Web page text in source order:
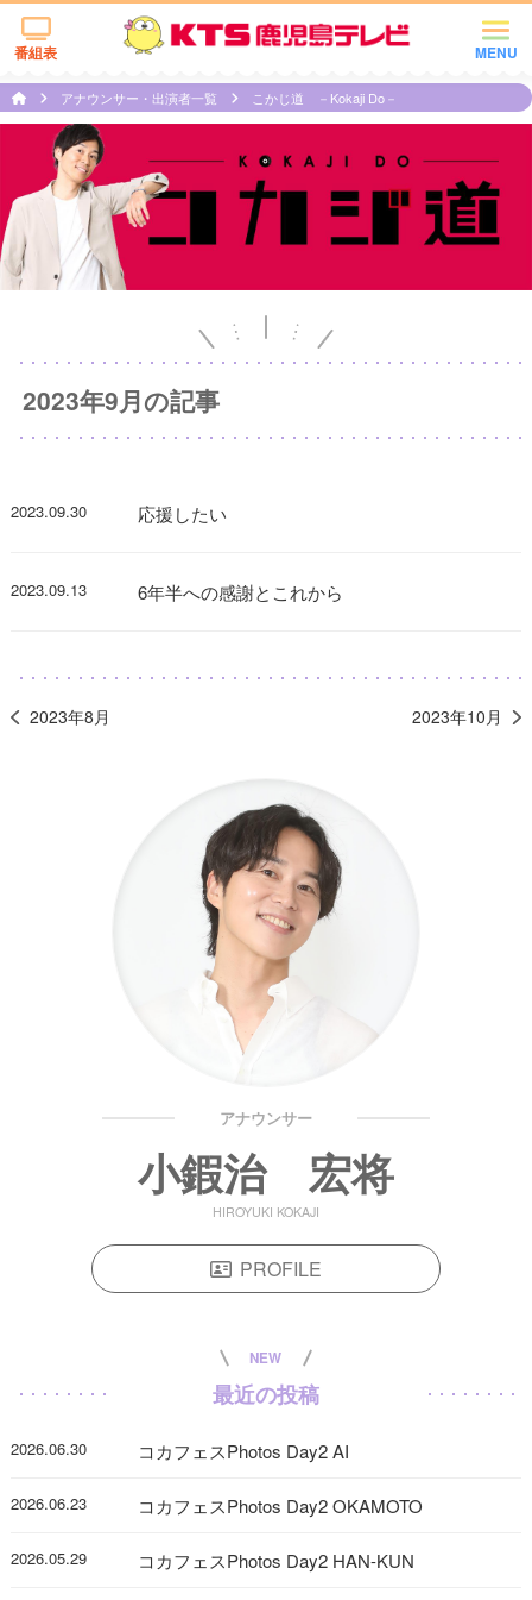
MENU
番組表
アナウンサー・出演者一覧 こかじ道 －Kokaji Do－
2023年9月の記事
2023.09.30 応援したい
2023.09.13 6年半への感謝とこれから
2023年8月 2023年10月
アナウンサー
小鍜治 宏将
HIROYUKI KOKAJI
PROFILE
NEW
最近の投稿
2026.06.30 コカフェスPhotos Day2 AI
2026.06.23 コカフェスPhotos Day2 OKAMOTO
2026.05.29 コカフェスPhotos Day2 HAN-KUN